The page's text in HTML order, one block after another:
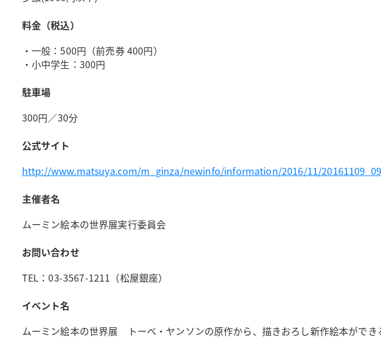
料金（税込）
・一般：500円（前売券 400円）
・小中学生：300円
駐車場
300円／30分
公式サイト
http://www.matsuya.com/m_ginza/newinfo/information/2016/11/
主催者名
ムーミン絵本の世界展実行委員会
お問い合わせ
TEL：03-3567-1211（松屋銀座）
イベント名
ムーミン絵本の世界展 トーベ・ヤンソンの原作から、描きおろし新作絵本ができ